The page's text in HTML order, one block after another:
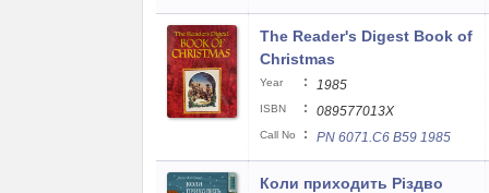
The Reader's Digest Book of
Christmas
Year : 1985
ISBN : 089577013X
Call No : PN 6071.C6 B59 1985
Коли приходить Різдво